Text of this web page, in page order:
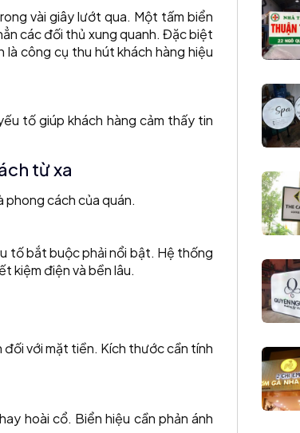
vài giây lướt qua. Một tấm biển
các đối thủ xung quanh. Đặc biệt
là công cụ thu hút khách hàng hiệu
tố giúp khách hàng cảm thấy tin
từ xa
phong cách của quán.
tố bắt buộc phải nổi bật. Hệ thống
kiệm điện và bền lâu.
đối với mặt tiền. Kích thước cần tính
hoài cổ. Biển hiệu cần phản ánh